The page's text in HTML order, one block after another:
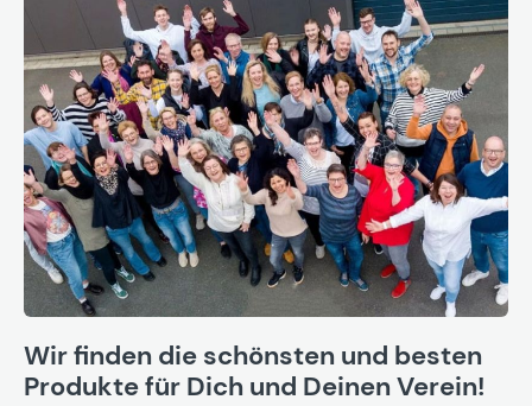
Wir finden die schönsten und besten
Produkte für Dich und Deinen Verein!